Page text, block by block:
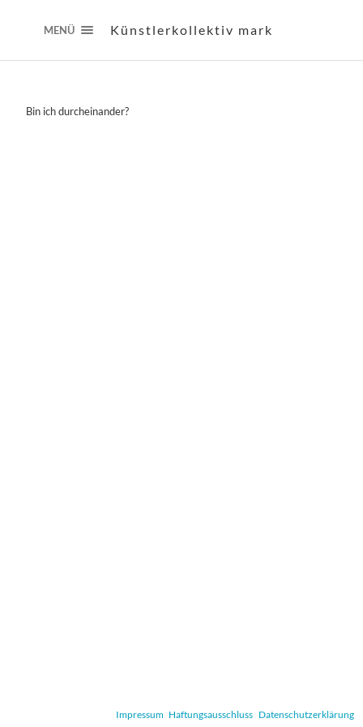
MENÜ Künstlerkollektiv mark
Bin ich durcheinander?
Impressum Haftungsausschluss Datenschutzerklärung